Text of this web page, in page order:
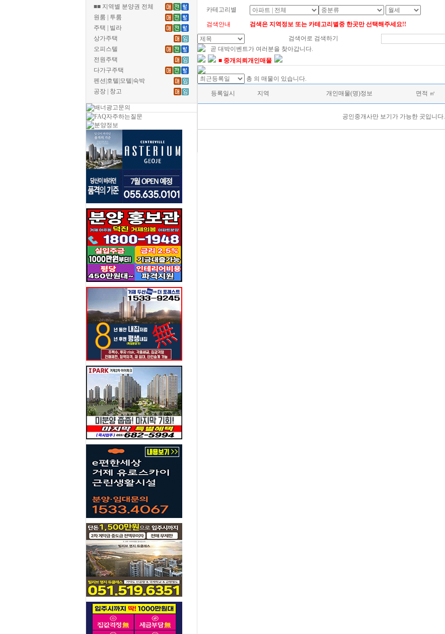
■■ 지역별 분양권 전체
원룸 | 투룸
주택 | 빌라
상가주택
오피스텔
전원주택
다가구주택
펜션|호텔|모텔|숙박
공장 | 창고
카테고리별
검색안내
검색은 지역정보 또는 카테고리별중 한곳만 선택해주세요!!
검색어로 검색하기
곧 대박이벤트가 여러분을 찾아갑니다.
■ 중개의뢰개인매물
총 의 매물이 있습니다.
등록일시 지역 개인매물(명)정보 면적 ㎡
공인중개사만 보기가 가능한 곳입니다.